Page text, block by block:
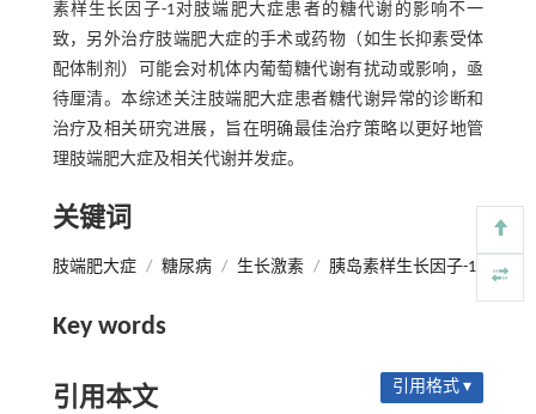
素样生长因子-1对肢端肥大症患者的糖代谢的影响不一
致，另外治疗肢端肥大症的手术或药物（如生长抑素受体
配体制剂）可能会对机体内葡萄糖代谢有扰动或影响，亟
待厘清。本综述关注肢端肥大症患者糖代谢异常的诊断和
治疗及相关研究进展，旨在明确最佳治疗策略以更好地管
理肢端肥大症及相关代谢并发症。
关键词
肢端肥大症 / 糖尿病 / 生长激素 / 胰岛素样生长因子-1
Key words
引用本文 引用格式 ▾